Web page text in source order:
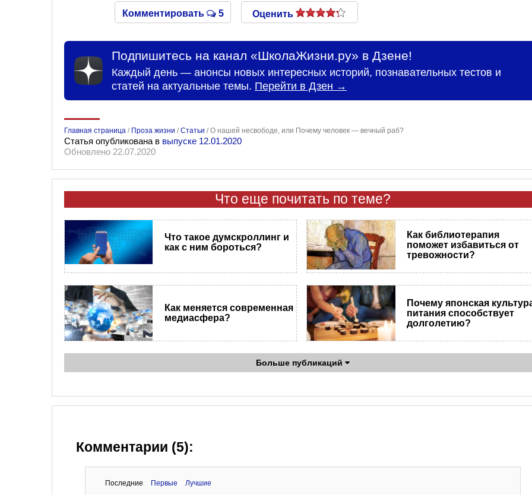
Комментировать 5 Оценить
Подпишитесь на канал «ШколаЖизни.ру» в Дзене!
Каждый день — анонсы новых интересных историй, познавательных тестов и
статей на актуальные темы. Перейти в Дзен →
Главная страница / Проза жизни /Статьи /О нашей несвободе, или Почему человек — вечный раб?
Статья опубликована в выпуске 12.01.2020
Обновлено 22.07.2020
Что еще почитать по теме?
Что такое думскроллинг и
как с ним бороться?
Как библиотерапия
поможет избавиться от
тревожности?
Как меняется современная
медиасфера?
Почему японская
питания способствует
долголетию?
Больше публикаций
Комментарии (5):
Последние Первые Лучшие